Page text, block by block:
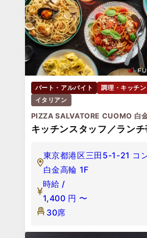
パート・アルバイト
調理・キッチ
イタリアン
PIZZA SALVATORE CUOMO 白
キッチンスタッフ／ランチ
東京都港区三田5-1-21 コ
白金高輪 1F
時給 /
1,400 円 〜
30席